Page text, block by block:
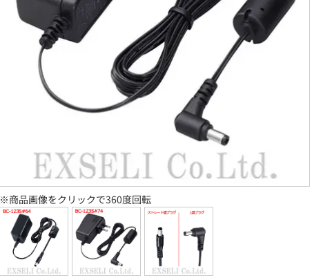
※商品画像をクリックで360度回転